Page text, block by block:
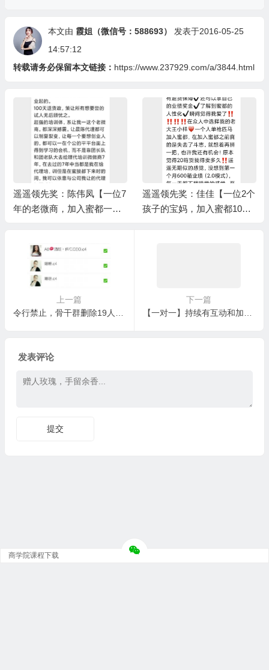
本文由 霞姐（微信号：588693）
发表于2016-05-25
14:57:12
转载请务必保留本文链接： https://www.237929.com/a/3844.html
遥遥领先奖：陈伟凤【一位7
年的老微商，加入蜜都一个
遥遥领先奖：佳佳【一位2个
孩子的宝妈，加入蜜都10个
上一篇
下一篇
发表评论
商学院课程下载